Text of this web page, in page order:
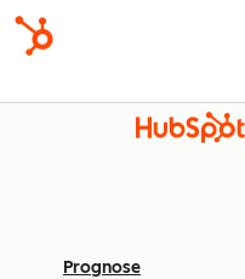
Prognose